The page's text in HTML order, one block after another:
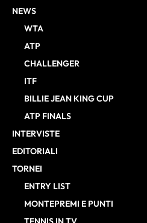
NEWS
WTA
ATP
CHALLENGER
ITF
BILLIE JEAN KING CUP
ATP FINALS
INTERVISTE
EDITORIALI
TORNEI
ENTRY LIST
MONTEPREMI E PUNTI